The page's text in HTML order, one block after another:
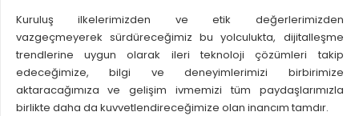
Kuruluş ilkelerimizden ve etik değerlerimizden
vazgeçmeyerek sürdüreceğimiz bu yolculukta, dijitalleşme
trendlerine uygun olarak ileri teknoloji çözümleri takip
edeceğimize, bilgi ve deneyimlerimizi birbirimize
aktaracağımıza ve gelişim ivmemizi tüm paydaşlarımızla
birlikte daha da kuvvetlendireceğimize olan inancım tamdır.